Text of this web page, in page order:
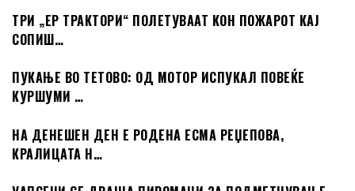
ТРИ „ЕР ТРАКТОРИ“ ПОЛЕТУВААТ КОН ПОЖАРОТ КАЈ
СОПИШ…
ПУКАЊЕ ВО ТЕТОВО: ОД МОТОР ИСПУКАЛ ПОВЕЌЕ
КУРШУМИ …
НА ДЕНЕШЕН ДЕН Е РОДЕНА ЕСМА РЕЏЕПОВА,
КРАЛИЦАТА Н…